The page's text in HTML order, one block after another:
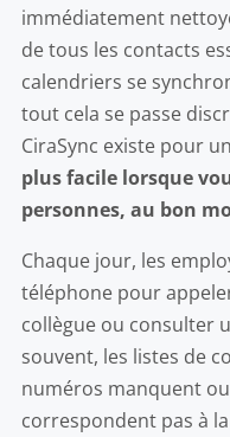
immédiatement
de tous les contacts
calendriers se
tout cela se passe
CiraSync existe pour
plus facile lorsque
personnes, au bon
Chaque jour, les
téléphone pour
collègue ou consulter
souvent, les listes de
numéros manquent
correspondent pas à